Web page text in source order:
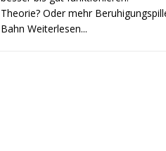
Theorie? Oder mehr
Bahn Weiterlesen...